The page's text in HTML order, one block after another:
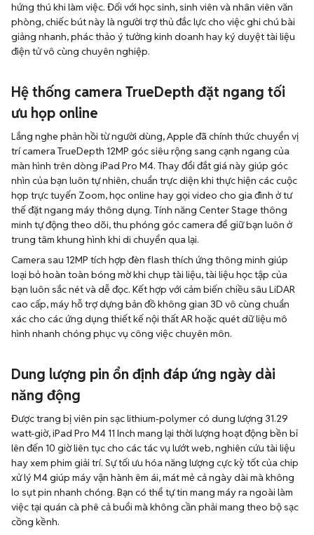
hứng thú khi làm việc. Đối với học sinh, sinh viên và nhân viên văn
phòng, chiếc bút này là người trợ thủ đắc lực cho việc ghi chú bài
giảng nhanh, phác thảo ý tưởng kinh doanh hay ký duyệt tài liệu
điện tử vô cùng chuyên nghiệp.
Hệ thống camera TrueDepth đặt ngang tối
ưu họp online
Lắng nghe phản hồi từ người dùng, Apple đã chính thức chuyển vị
trí camera TrueDepth 12MP góc siêu rộng sang cạnh ngang của
màn hình trên dòng iPad Pro M4. Thay đổi đắt giá này giúp góc
nhìn của bạn luôn tự nhiên, chuẩn trực diện khi thực hiện các cuộc
họp trực tuyến Zoom, học online hay gọi video cho gia đình ở tư
thế đặt ngang máy thông dụng. Tính năng Center Stage thông
minh tự động theo dõi, thu phóng góc camera để giữ bạn luôn ở
trung tâm khung hình khi di chuyển qua lại.
Camera sau 12MP tích hợp đèn flash thích ứng thông minh giúp
loại bỏ hoàn toàn bóng mờ khi chụp tài liệu, tài liệu học tập của
bạn luôn sắc nét và dễ đọc. Kết hợp với cảm biến chiều sâu LiDAR
cao cấp, máy hỗ trợ dựng bản đồ không gian 3D vô cùng chuẩn
xác cho các ứng dụng thiết kế nội thất AR hoặc quét dữ liệu mô
hình nhanh chóng phục vụ công việc chuyên môn.
Dung lượng pin ổn định đáp ứng ngày dài
năng động
Được trang bị viên pin sạc lithium-polymer có dung lượng 31.29
watt-giờ, iPad Pro M4 11 Inch mang lại thời lượng hoạt động bền bỉ
lên đến 10 giờ liên tục cho các tác vụ lướt web, nghiên cứu tài liệu
hay xem phim giải trí. Sự tối ưu hóa năng lượng cực kỳ tốt của chip
xử lý M4 giúp máy vận hành êm ái, mát mẻ cả ngày dài mà không
lo sụt pin nhanh chóng. Bạn có thể tự tin mang máy ra ngoài làm
việc tại quán cà phê cả buổi mà không cần phải mang theo bộ sạc
cồng kềnh.